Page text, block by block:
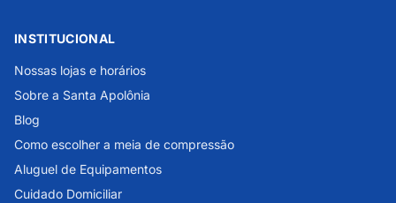
INSTITUCIONAL
Nossas lojas e horários
Sobre a Santa Apolônia
Blog
Como escolher a meia de compressão
Aluguel de Equipamentos
Cuidado Domiciliar